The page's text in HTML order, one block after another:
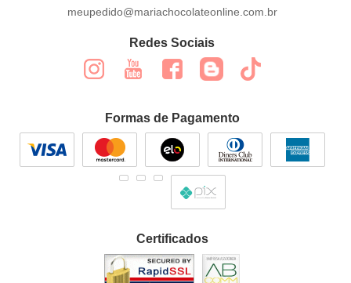
meupedido@mariachocolateonline.com.br
Redes Sociais
Formas de Pagamento
Certificados